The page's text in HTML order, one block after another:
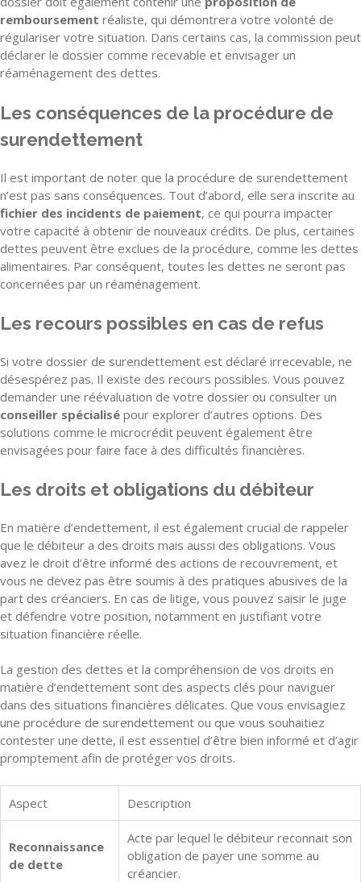
remboursement réaliste, qui démontrera votre volonté de
régulariser votre situation. Dans certains cas, la commission peut
déclarer le dossier comme recevable et envisager un
réaménagement des dettes.
Les conséquences de la procédure de
surendettement
Il est important de noter que la procédure de surendettement
n’est pas sans conséquences. Tout d’abord, elle sera inscrite au
fichier des incidents de paiement, ce qui pourra impacter
votre capacité à obtenir de nouveaux crédits. De plus, certaines
dettes peuvent être exclues de la procédure, comme les dettes
alimentaires. Par conséquent, toutes les dettes ne seront pas
concernées par un réaménagement.
Les recours possibles en cas de refus
Si votre dossier de surendettement est déclaré irrecevable, ne
désespérez pas. Il existe des recours possibles. Vous pouvez
demander une réévaluation de votre dossier ou consulter un
conseiller spécialisé pour explorer d’autres options. Des
solutions comme le microcrédit peuvent également être
envisagées pour faire face à des difficultés financières.
Les droits et obligations du débiteur
En matière d’endettement, il est également crucial de rappeler
que le débiteur a des droits mais aussi des obligations. Vous
avez le droit d’être informé des actions de recouvrement, et
vous ne devez pas être soumis à des pratiques abusives de la
part des créanciers. En cas de litige, vous pouvez saisir le juge
et défendre votre position, notamment en justifiant votre
situation financière réelle.
La gestion des dettes et la compréhension de vos droits en
matière d’endettement sont des aspects clés pour naviguer
dans des situations financières délicates. Que vous envisagiez
une procédure de surendettement ou que vous souhaitiez
contester une dette, il est essentiel d’être bien informé et d’agir
promptement afin de protéger vos droits.
Aspect Description
Reconnaissance
de dette
Acte par lequel le débiteur reconnait son
obligation de payer une somme au
créancier.